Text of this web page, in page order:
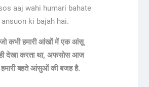
aaj wahi humari bahate
ansuon ki bajah hai.
जो कभी हमारी आंखों में एक आंसू
देखा करता था, अफसोस आज
हमारी बहते आंसुओं की बजह है.